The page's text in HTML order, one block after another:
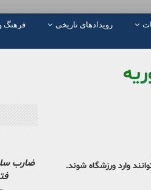
رویدادهای تاریخی فرهنگ
ضارب